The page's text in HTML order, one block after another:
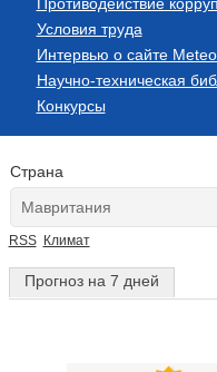
Условия труда
Интервью о сайте
Научно-техническая
Конкурсы
Страна
RSS Климат
Прогноз на 7 дней